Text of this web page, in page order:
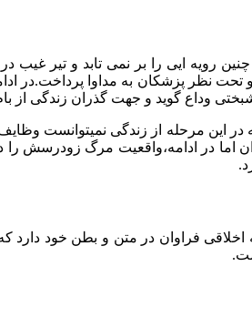
رویه ایی را بر نمی تابد و تیر غیب
نظر پزشکان به مداوا پرداخت.در
وداع گوید و جهت گذران زندگی از
در این مرحله از زندگی نمیتوانست
اما در ادامه،واقعیت مرگ زودرسش را
اخلاقی فراوان در متن و بطن خود